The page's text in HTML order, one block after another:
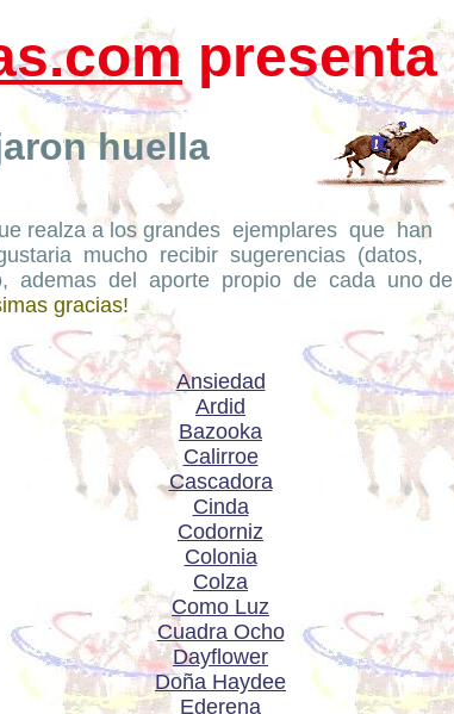
presenta
huella
realza a los grandes ejemplares que han
mucho recibir sugerencias (datos,
ademas del aporte propio de cada uno de
gracias!
Ansiedad
Ardid
Bazooka
Calirroe
Cascadora
Cinda
Codorniz
Colonia
Colza
Como Luz
Cuadra Ocho
Dayflower
Doña Haydee
Ederena